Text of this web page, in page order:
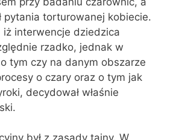
pytania torturowanej kobiecie.
iż interwencje dziedzica
rzadko, jednak w
tym czy na danym obszarze
o czary oraz o tym jak
decydował właśnie
był z zasady tajny. W